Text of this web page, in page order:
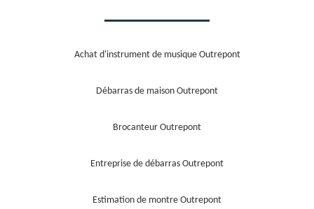
Achat d'instrument de musique Outrepont
Débarras de maison Outrepont
Brocanteur Outrepont
Entreprise de débarras Outrepont
Estimation de montre Outrepont